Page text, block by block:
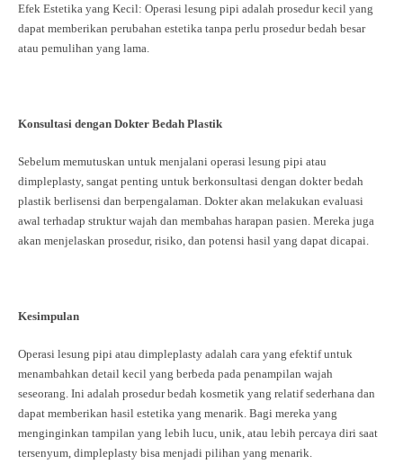
Efek Estetika yang Kecil: Operasi lesung pipi adalah prosedur kecil yang
dapat memberikan perubahan estetika tanpa perlu prosedur bedah besar
atau pemulihan yang lama.
Konsultasi dengan Dokter Bedah Plastik
Sebelum memutuskan untuk menjalani operasi lesung pipi atau
dimpleplasty, sangat penting untuk berkonsultasi dengan dokter bedah
plastik berlisensi dan berpengalaman. Dokter akan melakukan evaluasi
awal terhadap struktur wajah dan membahas harapan pasien. Mereka juga
akan menjelaskan prosedur, risiko, dan potensi hasil yang dapat dicapai.
Kesimpulan
Operasi lesung pipi atau dimpleplasty adalah cara yang efektif untuk
menambahkan detail kecil yang berbeda pada penampilan wajah
seseorang. Ini adalah prosedur bedah kosmetik yang relatif sederhana dan
dapat memberikan hasil estetika yang menarik. Bagi mereka yang
menginginkan tampilan yang lebih lucu, unik, atau lebih percaya diri saat
tersenyum, dimpleplasty bisa menjadi pilihan yang menarik.